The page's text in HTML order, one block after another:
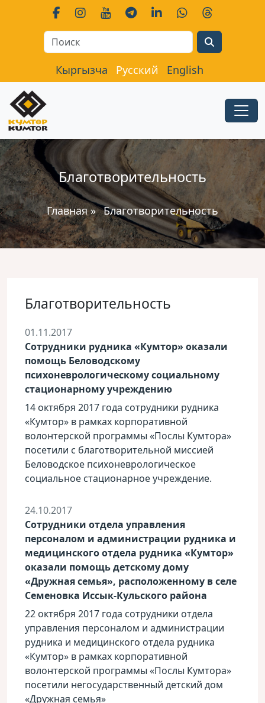
Кыргызча Русский English
Благотворительность
Главная» Благотворительность
Благотворительность
01.11.2017
Сотрудники рудника «Кумтор» оказали
помощь Беловодскому
психоневрологическому социальному
стационарному учреждению
14 октября 2017 года сотрудники рудника
«Кумтор» в рамках корпоративной
волонтерской программы «Послы Кумтора»
посетили с благотворительной миссией
Беловодское психоневрологическое
социальное стационарное учреждение.
24.10.2017
Сотрудники отдела управления
персоналом и администрации рудника и
медицинского отдела рудника «Кумтор»
оказали помощь детскому дому
«Дружная семья», расположенному в селе
Семеновка Иссык-Кульского района
22 октября 2017 года сотрудники отдела
управления персоналом и администрации
рудника и медицинского отдела рудника
«Кумтор» в рамках корпоративной
волонтерской программы «Послы Кумтора»
посетили негосударственный детский дом
«Дружная семья»